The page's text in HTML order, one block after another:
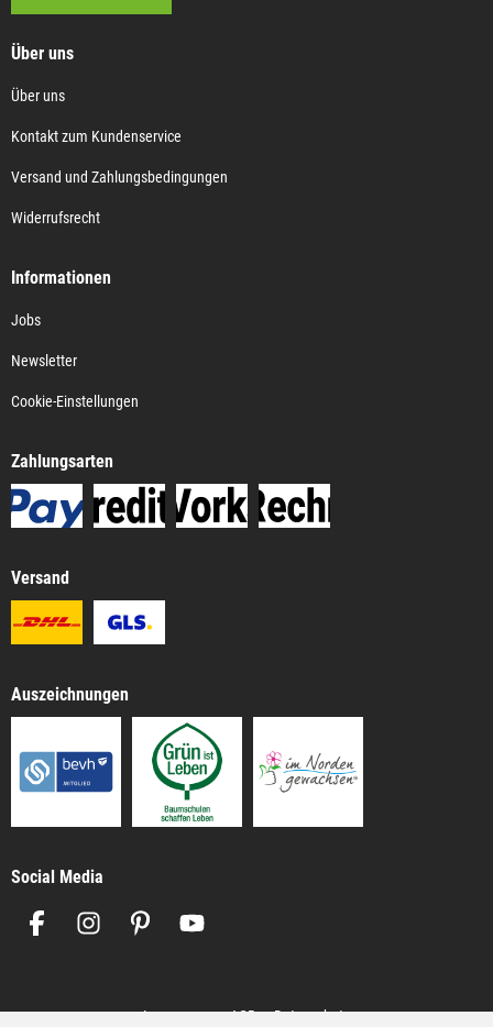
Über uns
Über uns
Kontakt zum Kundenservice
Versand und Zahlungsbedingungen
Widerrufsrecht
Informationen
Jobs
Newsletter
Cookie-Einstellungen
Zahlungsarten
Versand
Auszeichnungen
Social Media
Impressum AGB Datenschutz